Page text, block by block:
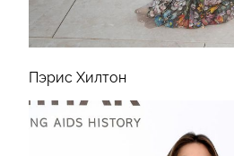
Пэрис Хилтон